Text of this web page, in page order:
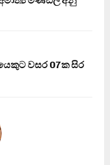
වසර 07ක සිර